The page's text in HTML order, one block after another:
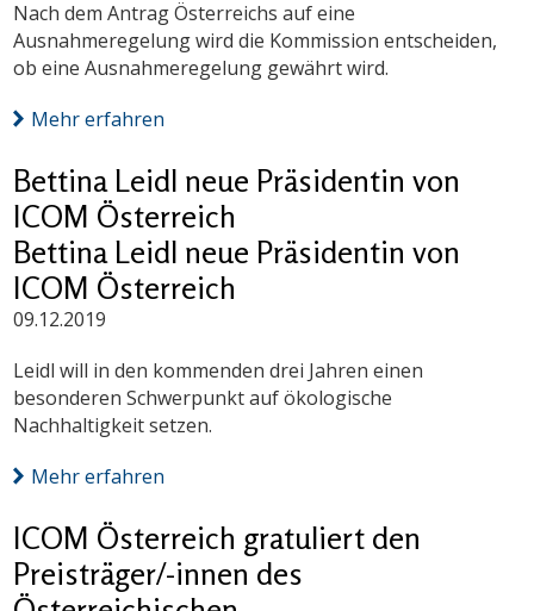
Nach dem Antrag Österreichs auf eine
Ausnahmeregelung wird die Kommission entscheiden,
ob eine Ausnahmeregelung gewährt wird.
Mehr erfahren
Bettina Leidl neue Präsidentin von
ICOM Österreich
Bettina Leidl neue Präsidentin von
ICOM Österreich
09.12.2019
Leidl will in den kommenden drei Jahren einen
besonderen Schwerpunkt auf ökologische
Nachhaltigkeit setzen.
Mehr erfahren
ICOM Österreich gratuliert den
Preisträger/-innen des